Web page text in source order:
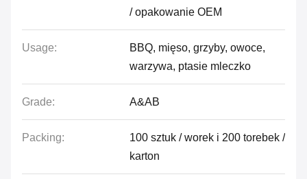
/ opakowanie OEM
Usage:
BBQ, mięso, grzyby, owoce,
warzywa, ptasie mleczko
Grade: A&AB
Packing:
100 sztuk / worek i 200 torebek /
karton